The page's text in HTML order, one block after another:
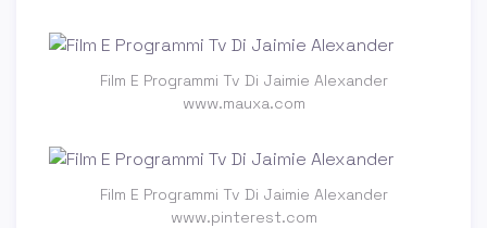
Film E Programmi Tv Di Jaimie Alexander
www.mauxa.com
Film E Programmi Tv Di Jaimie Alexander
www.pinterest.com